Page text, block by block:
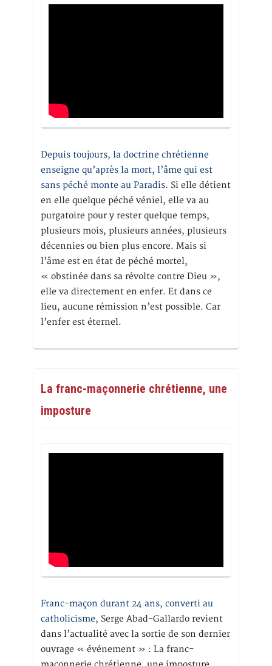
Depuis toujours, la doctrine chrétienne
enseigne qu’après la mort, l’âme qui est
sans péché monte au Paradis. Si elle détient
en elle quelque péché véniel, elle va au
purgatoire pour y rester quelque temps,
plusieurs mois, plusieurs années, plusieurs
décennies ou bien plus encore. Mais si
l’âme est en état de péché mortel,
« obstinée dans sa révolte contre Dieu »,
elle va directement en enfer. Et dans ce
lieu, aucune rémission n’est possible. Car
l’enfer est éternel.
La franc-maçonnerie chrétienne, une
imposture
Franc-maçon durant 24 ans, converti au
catholicisme, Serge Abad-Gallardo revient
dans l’actualité avec la sortie de son dernier
ouvrage « événement » : La franc-